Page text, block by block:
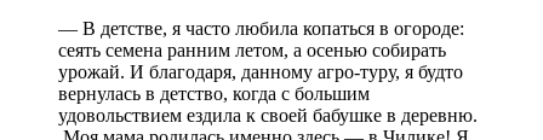
— В детстве, я часто любила копаться в огороде:
сеять семена ранним летом, а осенью собирать
урожай. И благодаря, данному агро-туру, я будто
вернулась в детство, когда с большим
удовольствием ездила к своей бабушке в деревню.